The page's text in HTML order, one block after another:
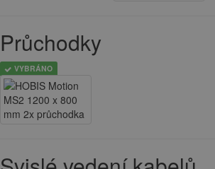
Průchodky
VYBRÁNO